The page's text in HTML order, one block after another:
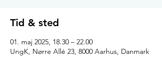
Tid & sted
01. maj 2025, 18.30 – 22.00
UngK, Nørre Allé 23, 8000 Aarhus, Danmark